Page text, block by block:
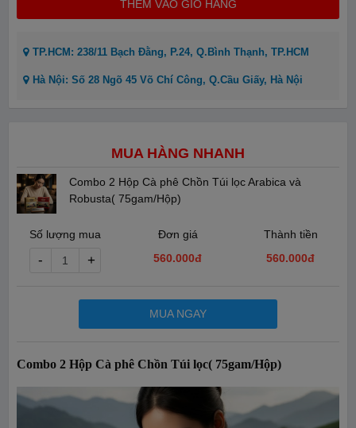
THÊM VÀO GIỎ HÀNG
TP.HCM: 238/11 Bạch Đằng, P.24, Q.Bình Thạnh, TP.HCM
Hà Nội: Số 28 Ngõ 45 Võ Chí Công, Q.Cầu Giấy, Hà Nội
MUA HÀNG NHANH
Combo 2 Hộp Cà phê Chồn Túi lọc Arabica và
Robusta( 75gam/Hộp)
Số lượng mua
- +
Đơn giá
560.000đ
Thành tiền
560.000đ
MUA NGAY
Combo 2 Hộp Cà phê Chồn Túi lọc( 75gam/Hộp)